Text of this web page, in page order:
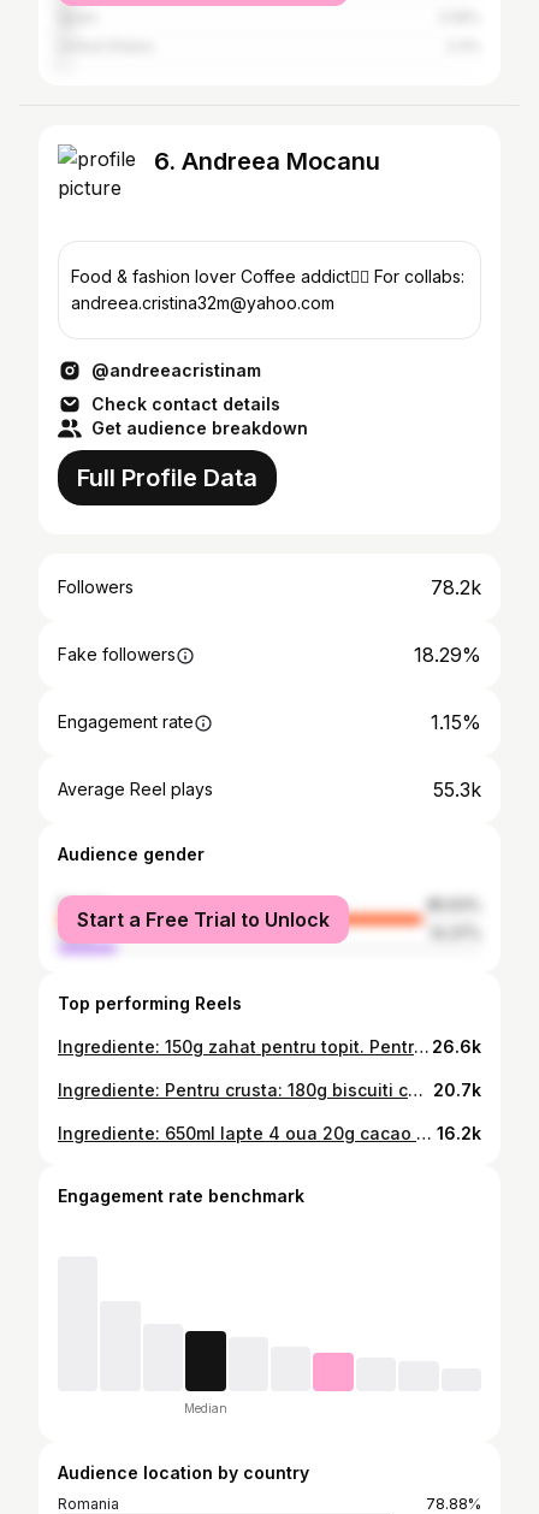
6. Andreea Mocanu
Food & fashion lover Coffee addict🙆‍♀️ For collabs:
andreea.cristina32m@yahoo.com
@andreeacristinam
Check contact details
Get audience breakdown
Full Profile Data
Followers 78.2k
Fake followers 18.29%
Engagement rate 1.15%
Average Reel plays 55.3k
Audience gender
female
male
Start a Free Trial to Unlock
Top performing Reels
Ingrediente: 150g zahat pentru topit. Pentru blatul de cacao: ✨200g unt ✨50g cacao ✨100g zahar ✨100g faina ✨4 oua ✨2 lingurite de praf de copt Pentru flan: ✨6 oua ✨150g zahar ✨600ml lapte ✨esenta de vanilie 26.6k
Ingrediente: Pentru crusta: 180g biscuiti cu 100ml unt Pentru crema: 600g crema de branza 1 cutie lapte condensat Coaja de la o pamaie, zeama de la 2 lamai (dupa gust s-ar putea sa aveti nevoie si de 70-100g zahar pudra. Eu fac deserturi mai light ca zahar deci nu pun, dar sa aveti la indemana) Un strop de esenta de vanilie Pentru gem: 500g afine 150g zahar 2 lingurite de amidon Zeama de la o lamaie Se coace la 160grade cam 40-45 de minute pentru a se inchega 20.7k
Ingrediente: 650ml lapte 4 oua 20g cacao 50g zahar pudra 60g unt 125g faina Pentru crema: 500g mascarpone, 1 borcanel crema de fistic, 500ml smantana lichida, plus minus inca vreo 100g zahar pudra. Pe deasupra eu am pus un ganache de ciocolata, din 100g ciocolata amaruie si 100ml smantana lichida 16.2k
Engagement rate benchmark
Median
Audience location by country
Romania
78.88%